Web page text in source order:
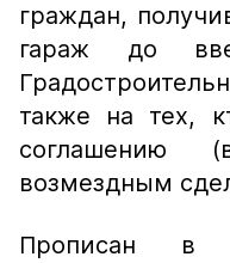
граждан,
гараж до
также на тех,
возмездным
Прописан в